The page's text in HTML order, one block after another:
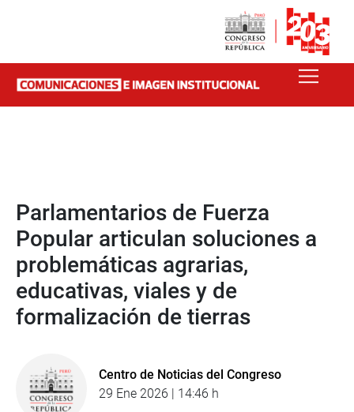
Parlamentarios de Fuerza
Popular articulan soluciones a
problemáticas agrarias,
educativas, viales y de
formalización de tierras
Centro de Noticias del Congreso
29 Ene 2026 | 14:46 h